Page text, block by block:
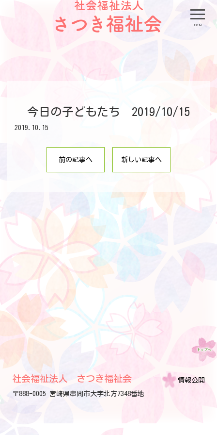
menu
今日の子どもたち 2019/10/15
2019.10.15
前の記事へ 新しい記事へ
社会福祉法人 さつき福祉会
〒888-0005 宮崎県串間市大字北方7348番地
情報公開